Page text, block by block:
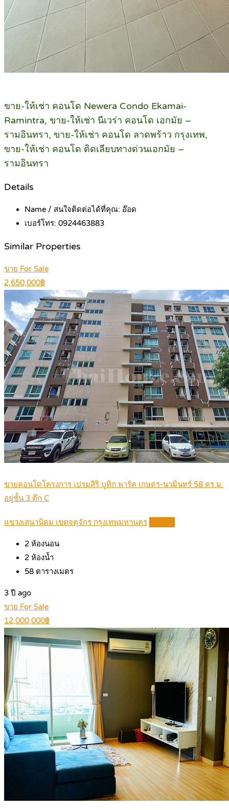
ขาย-ให้เช่า คอนโด Newera Condo Ekamai-
Ramintra, ขาย-ให้เช่า นีเวร่า คอนโด เอกมัย –
รามอินทรา, ขาย-ให้เช่า คอนโด ลาดพร้าว กรุงเทพ,
ขาย-ให้เช่า คอนโด ติดเลียบทางด่วนเอกมัย –
รามอินทรา
Details
Name / สนใจติดต่อได้ที่คุณ: อ๊อด
เบอร์โทร: 0924463883
Similar Properties
ขาย For Sale
2,650,000฿
ขายคอนโดโครงการ เปรมสิริ บูทิก พาร์ค เกษตร-นวมินทร์ 58 ตร.ม.
อยู่ชั้น 3 ตึก C
แขวงเสนานิคม เขตจตุจักร กรุงเทพมหานคร
2 ห้องนอน
2 ห้องน้ำ
58 ตารางเมตร
3 ปี ago
ขาย For Sale
12,000,000฿